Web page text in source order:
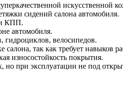
искусственной
сидений салона автомобиля.
КПП.
автомобиля.
гидроциклов, велосипедов.
так как требует навыков
износостойкость покрытия.
при эксплуатации не под